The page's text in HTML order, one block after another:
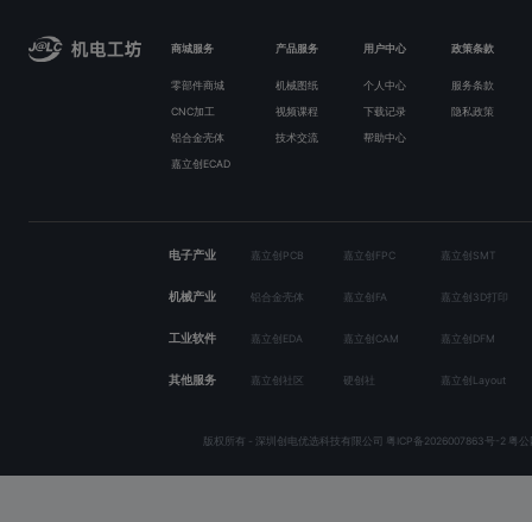
商城服务 产品服务 用户中心 政策条款
零部件商城 机械图纸 个人中心 服务条款
CNC加工 视频课程 下载记录 隐私政策
铝合金壳体 技术交流 帮助中心
嘉立创ECAD
电子产业 嘉立创PCB 嘉立创FPC 嘉立创SMT
机械产业 铝合金壳体 嘉立创FA 嘉立创3D打印
工业软件 嘉立创EDA 嘉立创CAM 嘉立创DFM
其他服务 嘉立创社区 硬创社 嘉立创Layout
版权所有 - 深圳创电优选科技有限公司 粤ICP备2026007863号-2 粤